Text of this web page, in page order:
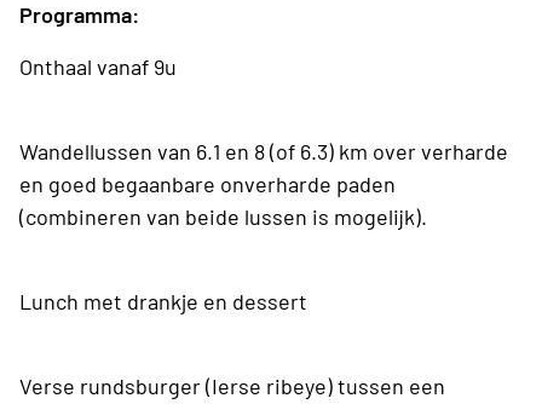
Programma:
Onthaal vanaf 9u
Wandellussen van 6.1 en 8 (of 6.3) km over verharde
en goed begaanbare onverharde paden
(combineren van beide lussen is mogelijk).
Lunch met drankje en dessert
Verse rundsburger (Ierse ribeye) tussen een